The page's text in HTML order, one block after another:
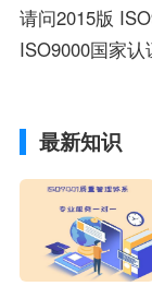
ISO9000国家认
最新知识